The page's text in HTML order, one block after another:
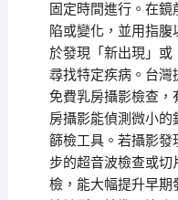
固定時間進行。在
陷或變化，並用指
於發現「新出現」或
尋找特定疾病。台灣
免費乳房攝影檢查
房攝影能偵測微小的
篩檢工具。若攝影發
步的超音波檢查或切
檢，能大幅提升早期